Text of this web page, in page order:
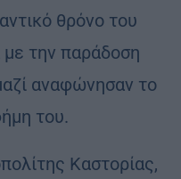
θρόνο του
την παράδοση
αναφώνησαν το
του.
Καστορίας,